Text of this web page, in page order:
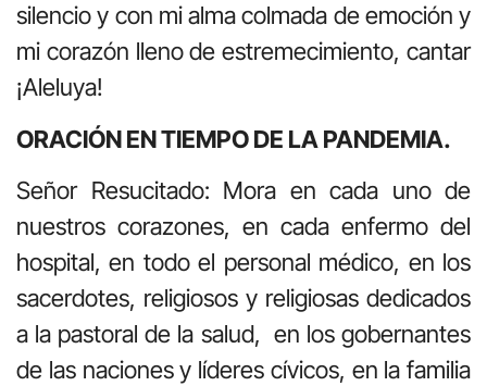
silencio y con mi alma colmada de emoción y
mi corazón lleno de estremecimiento, cantar
¡Aleluya!
ORACIÓN EN TIEMPO DE LA PANDEMIA.
Señor Resucitado: Mora en cada uno de
nuestros corazones, en cada enfermo del
hospital, en todo el personal médico, en los
sacerdotes, religiosos y religiosas dedicados
a la pastoral de la salud, en los gobernantes
de las naciones y líderes cívicos, en la familia